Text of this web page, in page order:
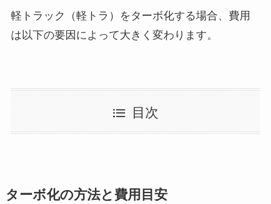
軽トラック（軽トラ）をターボ化する場合、費用
は以下の要因によって大きく変わります。
目次
ターボ化の方法と費用目安